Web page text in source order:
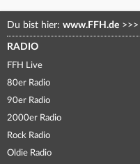
Du bist hier: www.FFH.de >>>
RADIO
FFH Live
80er Radio
90er Radio
2000er Radio
Rock Radio
Oldie Radio